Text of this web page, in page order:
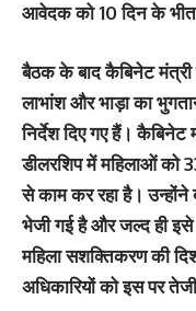
आवेदक को 10 दिन के भीतर
बैठक के बाद कैबिनेट मंत्री
लाभांश और भाड़ा का
निर्देश दिए गए हैं। कैबिनेट
डीलरशिप में महिलाओं को
से काम कर रहा है। उन्होंने
भेजी गई है और जल्द ही इसे
महिला सशक्तिकरण की
अधिकारियों को इस पर